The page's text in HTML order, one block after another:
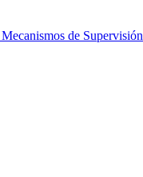
de Supervisión